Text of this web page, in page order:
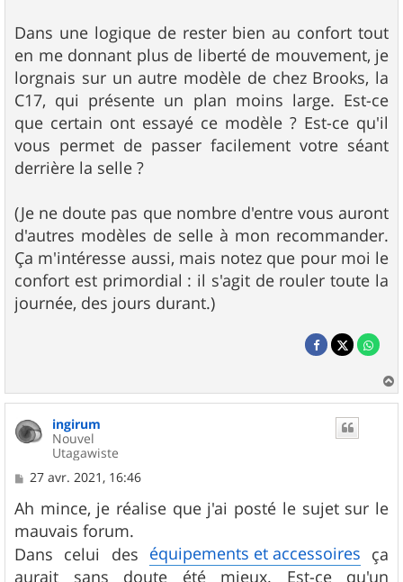
Dans une logique de rester bien au confort tout
en me donnant plus de liberté de mouvement, je
lorgnais sur un autre modèle de chez Brooks, la
C17, qui présente un plan moins large. Est-ce
que certain ont essayé ce modèle ? Est-ce qu'il
vous permet de passer facilement votre séant
derrière la selle ?
(Je ne doute pas que nombre d'entre vous auront
d'autres modèles de selle à mon recommander.
Ça m'intéresse aussi, mais notez que pour moi le
confort est primordial : il s'agit de rouler toute la
journée, des jours durant.)
a
ingirum
Nouvel
Utagawiste
M
s
s
a
g
e
27 avr. 2021, 16:46
Ah mince, je réalise que j'ai posté le sujet sur le
mauvais forum.
Dans celui des équipements et accessoires ça
aurait sans doute été mieux. Est-ce qu'un